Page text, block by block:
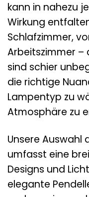
kann in nahezu
Wirkung
Schlafzimmer,
Arbeitszimmer –
sind schier
die richtige
Lampentyp zu
Atmosphäre zu
Unsere Auswahl
umfasst eine
Designs und
elegante